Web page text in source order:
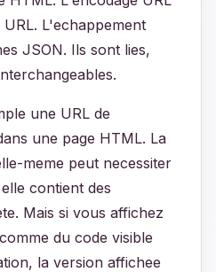
L'echappement
JSON. Ils sont lies,
une URL de
une page HTML. La
meme peut necessiter
contient des
Mais si vous affichez
du code visible
la version affichee